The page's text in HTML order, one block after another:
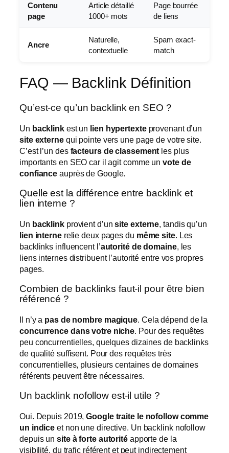
Contenu
page
Article détaillé
1000+ mots
Page bourrée
de liens
Ancre
Naturelle,
contextuelle
Spam exact-
match
FAQ — Backlink Définition
Qu’est-ce qu’un backlink en SEO ?
Un backlinkest un lien hypertexteprovenant d’un
site externequi pointe vers une page de votre site.
C’est l’un des facteurs de classement les plus
importants en SEO car il agit comme unvote de
confiance auprès de Google.
Quelle est la différence entre backlink et
lien interne ?
Un backlinkprovient d’unsite externe, tandis qu’un
lien internerelie deux pages du même site. Les
backlinks influencent l’autorité de domaine, les
liens internes distribuent l’autorité entre vos propres
pages.
Combien de backlinks faut-il pour être bien
référencé ?
Il n’y a pas de nombre magique. Cela dépend de la
concurrence dans votre niche. Pour des requêtes
peu concurrentielles, quelques dizaines de backlinks
de qualité suffisent. Pour des requêtes très
concurrentielles, plusieurs centaines de domaines
référents peuvent être nécessaires.
Un backlink nofollow est-il utile ?
Oui. Depuis 2019,Google traite le nofollow comme
un indice et non une directive. Un backlink nofollow
depuis unsite à forte autoritéapporte de la
visibilité, du trafic référent et peut indirectement